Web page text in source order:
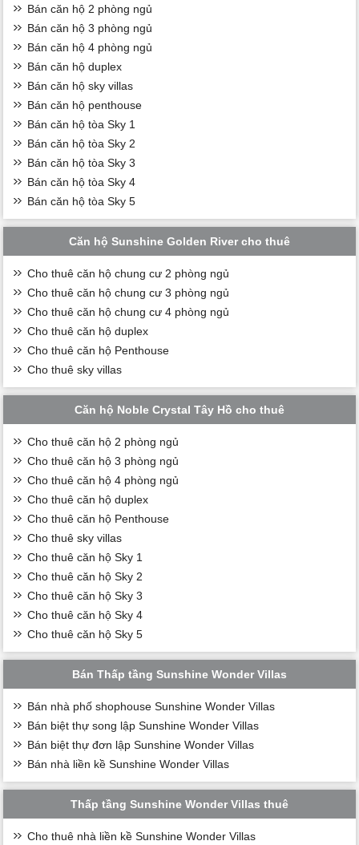
Bán căn hộ 2 phòng ngủ
Bán căn hộ 3 phòng ngủ
Bán căn hộ 4 phòng ngủ
Bán căn hộ duplex
Bán căn hộ sky villas
Bán căn hộ penthouse
Bán căn hộ tòa Sky 1
Bán căn hộ tòa Sky 2
Bán căn hộ tòa Sky 3
Bán căn hộ tòa Sky 4
Bán căn hộ tòa Sky 5
Căn hộ Sunshine Golden River cho thuê
Cho thuê căn hộ chung cư 2 phòng ngủ
Cho thuê căn hộ chung cư 3 phòng ngủ
Cho thuê căn hộ chung cư 4 phòng ngủ
Cho thuê căn hộ duplex
Cho thuê căn hộ Penthouse
Cho thuê sky villas
Căn hộ Noble Crystal Tây Hồ cho thuê
Cho thuê căn hộ 2 phòng ngủ
Cho thuê căn hộ 3 phòng ngủ
Cho thuê căn hộ 4 phòng ngủ
Cho thuê căn hộ duplex
Cho thuê căn hộ Penthouse
Cho thuê sky villas
Cho thuê căn hộ Sky 1
Cho thuê căn hộ Sky 2
Cho thuê căn hộ Sky 3
Cho thuê căn hộ Sky 4
Cho thuê căn hộ Sky 5
Bán Thấp tầng Sunshine Wonder Villas
Bán nhà phố shophouse Sunshine Wonder Villas
Bán biệt thự song lập Sunshine Wonder Villas
Bán biệt thự đơn lập Sunshine Wonder Villas
Bán nhà liền kề Sunshine Wonder Villas
Thấp tầng Sunshine Wonder Villas thuê
Cho thuê nhà liền kề Sunshine Wonder Villas